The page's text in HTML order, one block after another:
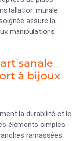
murale
assure la
manipulations
à bijoux
la durabilité et le
éléments simples
ramassées